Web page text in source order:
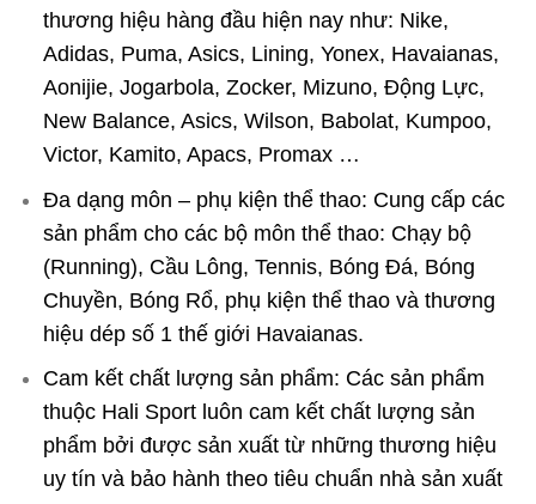
thương hiệu hàng đầu hiện nay như: Nike,
Adidas, Puma, Asics, Lining, Yonex, Havaianas,
Aonijie, Jogarbola, Zocker, Mizuno, Động Lực,
New Balance, Asics, Wilson, Babolat, Kumpoo,
Victor, Kamito, Apacs, Promax …
Đa dạng môn – phụ kiện thể thao: Cung cấp các
sản phẩm cho các bộ môn thể thao: Chạy bộ
(Running), Cầu Lông, Tennis, Bóng Đá, Bóng
Chuyền, Bóng Rổ, phụ kiện thể thao và thương
hiệu dép số 1 thế giới Havaianas.
Cam kết chất lượng sản phẩm: Các sản phẩm
thuộc Hali Sport luôn cam kết chất lượng sản
phẩm bởi được sản xuất từ những thương hiệu
uy tín và bảo hành theo tiêu chuẩn nhà sản xuất